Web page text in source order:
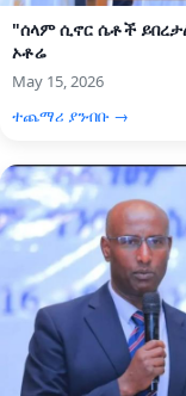
"ሰላም ሲኖር ሴቶች
ኦቶሬ
May 15, 2026
ተጨማሪ ያንብቡ →